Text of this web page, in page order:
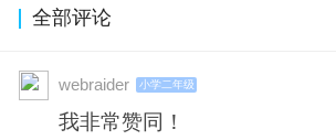
全部评论
webraider 小学二年级
我非常赞同！